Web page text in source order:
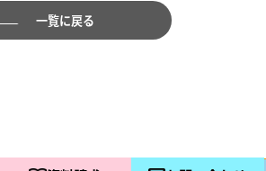
一覧に戻る